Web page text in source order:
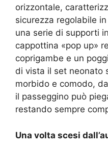
orizzontale,
sicurezza regolabile
una serie di supporti
cappottina «pop up»
coprigambe e un
di vista il set neonato
morbido e comodo,
il passeggino può
restando sempre
Una volta scesi